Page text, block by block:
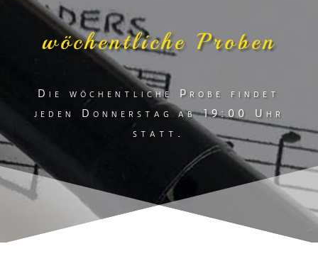
wöchentliche Proben
Die wöchentliche Probe findet
jeden Donnerstagab 19:00 Uhr
statt.